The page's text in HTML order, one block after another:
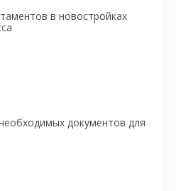
в новостройках
документов для